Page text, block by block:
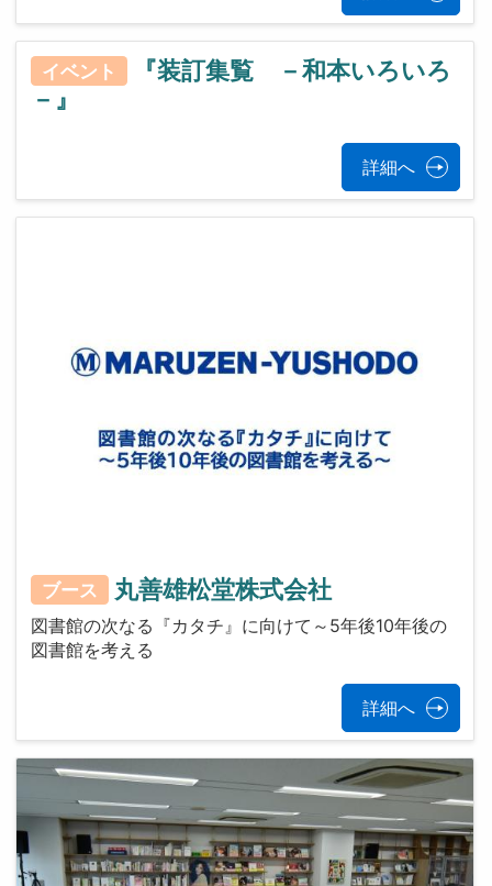
イベント
『装訂集覧 －和本いろいろ
－』
詳細へ
ブース 丸善雄松堂株式会社
図書館の次なる『カタチ』に向けて～5年後10年後の
図書館を考える
詳細へ